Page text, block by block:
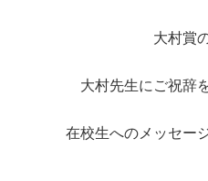
大村賞
大村先生にご祝辞
在校生へのメッセー